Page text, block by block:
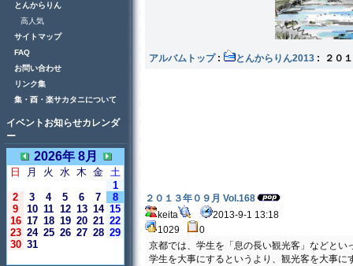
とんからりん
高人気
サイトマップ
FAQ
お問い合わせ
リンク集
集・酉・楽サカタニについて
イベントお知らせカレンダ
ー
2026年 8月
日 月 火 水 木 金 土
1
2
3 4 5 6 7
8
9
10 11 12 13 14 15
16 17 18 19 20 21 22
23 24 25 26 27 28 29
30 31
アルバムトップ: とんからりん2013 : ２０
２０１３年０９月 Vol.168
keita
2013-9-1 13:18
1029
0
京都では、学生を「息の長い観光客」などとい
学生を大事にするというより、観光客を大事に